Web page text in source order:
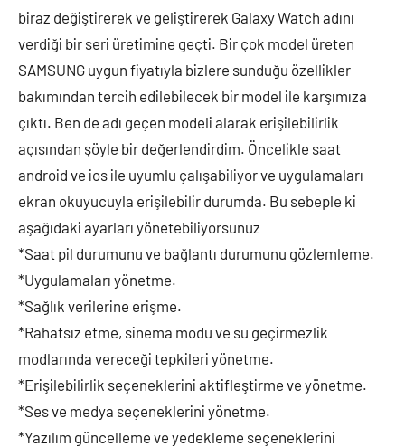
biraz değiştirerek ve geliştirerek Galaxy Watch adını
verdiği bir seri üretimine geçti. Bir çok model üreten
SAMSUNG uygun fiyatıyla bizlere sunduğu özellikler
bakımından tercih edilebilecek bir model ile karşımıza
çıktı. Ben de adı geçen modeli alarak erişilebilirlik
açısından şöyle bir değerlendirdim. Öncelikle saat
android ve ios ile uyumlu çalışabiliyor ve uygulamaları
ekran okuyucuyla erişilebilir durumda. Bu sebeple ki
aşağıdaki ayarları yönetebiliyorsunuz
*Saat pil durumunu ve bağlantı durumunu gözlemleme.
*Uygulamaları yönetme.
*Sağlık verilerine erişme.
*Rahatsız etme, sinema modu ve su geçirmezlik
modlarında vereceği tepkileri yönetme.
*Erişilebilirlik seçeneklerini aktifleştirme ve yönetme.
*Ses ve medya seçeneklerini yönetme.
*Yazılım güncelleme ve yedekleme seçeneklerini